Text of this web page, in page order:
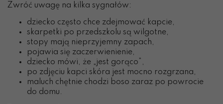
Zwróć uwagę na kilka sygnałów:
dziecko często chce zdejmować kapcie,
skarpetki po przedszkolu są wilgotne,
stopy mają nieprzyjemny zapach,
pojawia się zaczerwienienie,
dziecko mówi, że „jest gorąco”,
po zdjęciu kapci skóra jest mocno rozgrzana,
maluch chętnie chodzi boso zaraz po powrocie
do domu.